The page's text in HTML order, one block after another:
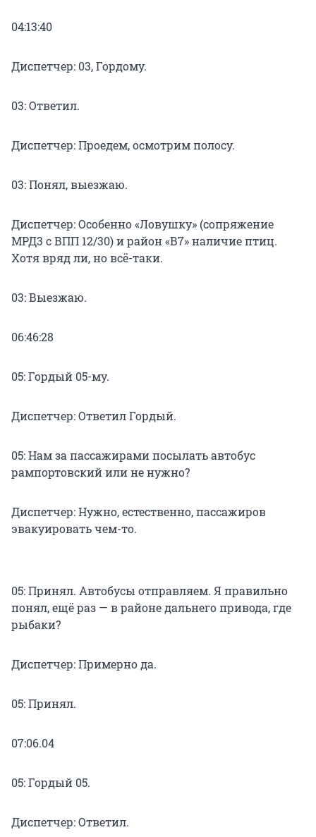
04:13:40
Диспетчер: 03, Гордому.
03: Ответил.
Диспетчер: Проедем, осмотрим полосу.
03: Понял, выезжаю.
Диспетчер: Особенно «Ловушку» (сопряжение
МРД3 с ВПП 12/30) и район «В7» наличие птиц.
Хотя вряд ли, но всё-таки.
03: Выезжаю.
06:46:28
05: Гордый 05-му.
Диспетчер: Ответил Гордый.
05: Нам за пассажирами посылать автобус
рампортовский или не нужно?
Диспетчер: Нужно, естественно, пассажиров
эвакуировать чем-то.
05: Принял. Автобусы отправляем. Я правильно
понял, ещё раз — в районе дальнего привода, где
рыбаки?
Диспетчер: Примерно да.
05: Принял.
07:06.04
05: Гордый 05.
Диспетчер: Ответил.